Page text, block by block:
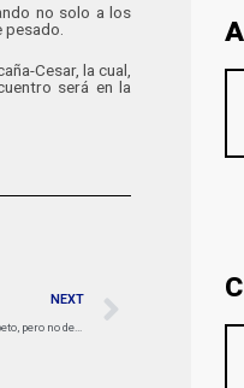
no solo a los
Cesar, la cual,
será en la
NEXT
«Uso del amoniaco como combustible marino merece respeto, pero no debe ser temido»